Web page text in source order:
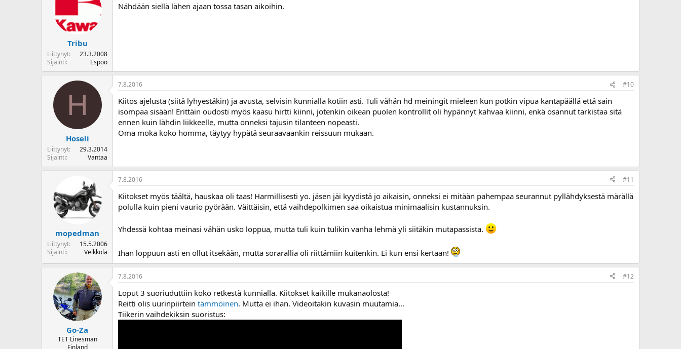
Tribu
Liittynyt
23.3.2008
Sijainti
Espoo
Nähdään siellä lähen ajaan tossa tasan aikoihin.
H
Hoseli
Liittynyt
29.3.2014
Sijainti
Vantaa
7.8.2016 #10
Kiitos ajelusta (siitä lyhyestäkin) ja avusta, selvisin kunnialla kotiin asti. Tuli vähän hd meiningit mieleen kun potkin vipua kantapäällä että sain
isompaa sisään! Erittäin oudosti myös kaasu hirtti kiinni, jotenkin oikean puolen kontrollit oli hypännyt kahvaa kiinni, enkä osannut tarkistaa sitä
ennen kuin lähdin liikkeelle, mutta onneksi tajusin tilanteen nopeasti.
Oma moka koko homma, täytyy hypätä seuraavaankin reissuun mukaan.
mopedman
Liittynyt
15.5.2006
Sijainti
Veikkola
7.8.2016 #11
Kiitokset myös täältä, hauskaa oli taas! Harmillisesti yo. jäsen jäi kyydistä jo aikaisin, onneksi ei mitään pahempaa seurannut pyllähdyksestä märällä
polulla kuin pieni vaurio pyörään. Väittäisin, että vaihdepolkimen saa oikaistua minimaalisin kustannuksin.
Yhdessä kohtaa meinasi vähän usko loppua, mutta tuli kuin tulikin vanha lehmä yli siitäkin mutapassista.
Ihan loppuun asti en ollut itsekään, mutta sorarallia oli riittämiin kuitenkin. Ei kun ensi kertaan!
Go-Za
TET Linesman
Finland
7.8.2016 #12
Loput 3 suoriuduttiin koko retkestä kunnialla. Kiitokset kaikille mukanaolosta!
Reitti olis uurinpiirtein tämmöinen. Mutta ei ihan. Videoitakin kuvasin muutamia...
Tiikerin vaihdekiksin suoristus: